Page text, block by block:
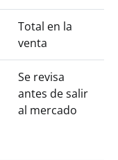
Total en la
venta
Se revisa
antes de salir
al mercado